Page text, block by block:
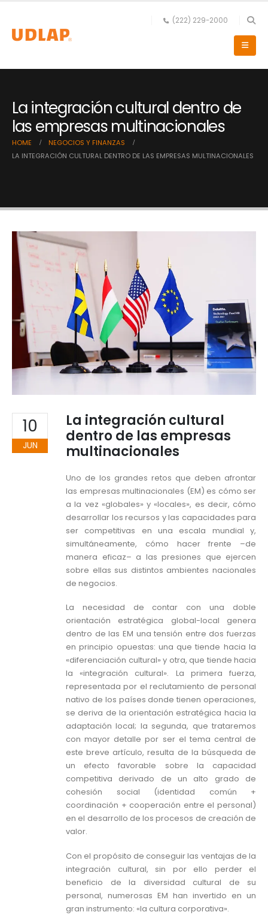
(222) 229-2000
La integración cultural dentro de
las empresas multinacionales
HOME
NEGOCIOS Y FINANZAS
LA INTEGRACIÓN CULTURAL DENTRO DE LAS EMPRESAS MULTINACIONALES
10
JUN
La integración cultural
dentro de las empresas
multinacionales
Uno de los grandes retos que deben afrontar
las empresas multinacionales (EM) es cómo ser
a la vez «globales» y «locales», es decir, cómo
desarrollar los recursos y las capacidades para
ser competitivas en una escala mundial y,
simultáneamente, cómo hacer frente –de
manera eficaz– a las presiones que ejercen
sobre ellas sus distintos ambientes nacionales
de negocios.
La necesidad de contar con una doble
orientación estratégica global-local genera
dentro de las EM una tensión entre dos fuerzas
en principio opuestas: una que tiende hacia la
«diferenciación cultural» y otra, que tiende hacia
la
«integración cultural». La primera fuerza,
representada por el reclutamiento de personal
nativo de los países donde tienen operaciones,
se deriva de la orientación estratégica hacia la
adaptación local; la segunda, que trataremos
con mayor detalle por ser el tema central de
este breve artículo, resulta de la búsqueda de
un efecto favorable sobre la capacidad
competitiva derivado de un alto grado de
cohesión social (identidad común +
coordinación + cooperación entre el personal)
en el desarrollo de los procesos de creación de
valor.
Con el propósito de conseguir las ventajas de la
integración cultural, sin por ello perder el
beneficio de la diversidad cultural de su
personal, numerosas EM han invertido en un
gran instrumento: «la cultura corporativa».